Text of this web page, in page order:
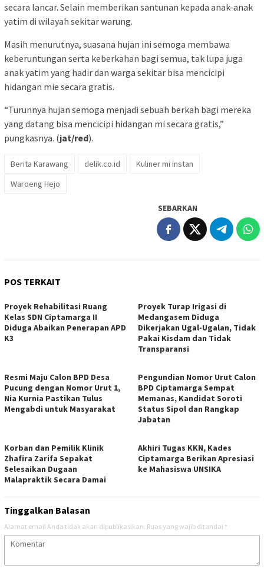
secara lancar. Selain memberikan santunan kepada anak-anak
yatim di wilayah sekitar warung.
Masih menurutnya, suasana hujan ini semoga membawa
keberuntungan serta keberkahan bagi semua, tak lupa juga
anak yatim yang hadir dan warga sekitar bisa mencicipi
hidangan mie secara gratis.
“Turunnya hujan semoga menjadi sebuah berkah bagi mereka
yang datang bisa mencicipi hidangan mi secara gratis,”
pungkasnya. (jat/red).
Berita Karawang delik.co.id
Kuliner mi instan
Waroeng Hejo
SEBARKAN
POS TERKAIT
Proyek Rehabilitasi Ruang
Kelas SDN Ciptamarga II
Diduga Abaikan Penerapan APD
K3
Proyek Turap Irigasi di
Medangasem Diduga
Dikerjakan Ugal-Ugalan, Tidak
Pakai Kisdam dan Tidak
Transparansi
Resmi Maju Calon BPD Desa
Pucung dengan Nomor Urut 1,
Nia Kurnia Pastikan Tulus
Mengabdi untuk Masyarakat
Pengundian Nomor Urut Calon
BPD Ciptamarga Sempat
Memanas, Kandidat Soroti
Status Sipol dan Rangkap
Jabatan
Korban dan Pemilik Klinik
Zhafira Zarifa Sepakat
Selesaikan Dugaan
Malapraktik Secara Damai
Akhiri Tugas KKN, Kades
Ciptamarga Berikan Apresiasi
ke Mahasiswa UNSIKA
Tinggalkan Balasan
Alamat email Anda tidak akan dipublikasikan. Ruas yang wajib ditandai *